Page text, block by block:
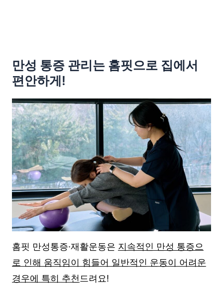
만성 통증 관리는 홈핏으로 집에서
편안하게!
홈핏 만성통증·재활운동은 지속적인 만성 통증으
로 인해 움직임이 힘들어 일반적인 운동이 어려운
경우에 특히 추천 드려요!